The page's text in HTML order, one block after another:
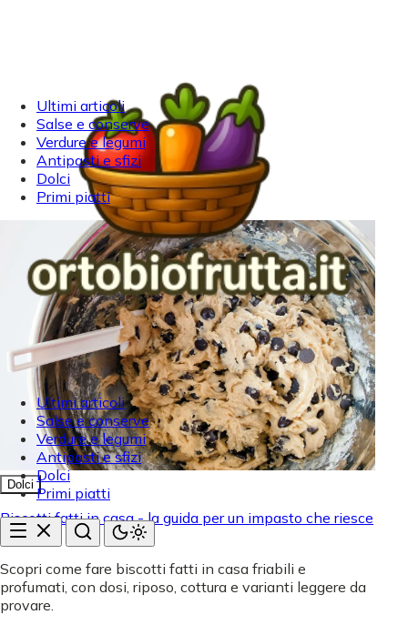
Ultimi articoli
Salse e conserve
Verdure e legumi
Antipasti e sfizi
Dolci
Primi piatti
Ultimi articoli
Salse e conserve
Verdure e legumi
Antipasti e sfizi
Dolci
Primi piatti
Dolci
Biscotti fatti in casa - la guida per un impasto che riesce
sempre
Scopri come fare biscotti fatti in casa friabili e
profumati, con dosi, riposo, cottura e varianti leggere da
provare.